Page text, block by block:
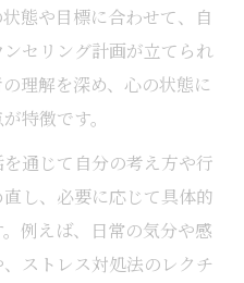
態や目標に合わせて、自
セリング計画が立てられ
理解を深め、心の状態に
特徴です。
通じて自分の考え方や行
し、必要に応じて具体的
例えば、日常の気分や感
ストレス対処法のレクチ